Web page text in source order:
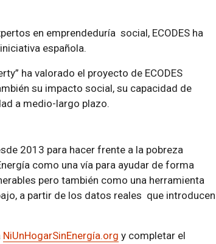
en emprendeduría social, ECODES ha
española.
ha valorado el proyecto de ECODES
su impacto social, su capacidad de
a medio-largo plazo.
2013 para hacer frente a la pobreza
como una vía para ayudar de forma
pero también como una herramienta
a partir de los datos reales que introducen
NiUnHogarSinEnergía.org y completar el